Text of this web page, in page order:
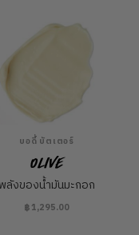
บอดี้ บัตเตอร์
Olive
พลังของน้ำมันมะกอก
฿1,295.00